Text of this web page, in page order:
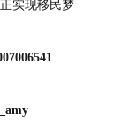
实现移民梦